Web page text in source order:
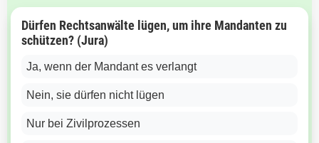
Dürfen Rechtsanwälte lügen, um ihre Mandanten zu
schützen? (Jura)
Ja, wenn der Mandant es verlangt
Nein, sie dürfen nicht lügen
Nur bei Zivilprozessen